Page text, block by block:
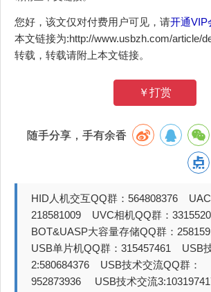
您好，该文仅对付费用户可见，请开通VIP
本文链接为:http://www.usbzh.com/article/
转载，转载请附上本文链接。
￥打赏
随手分享，手有余香
HID人机交互QQ群：564808376 UAC
218581009 UVC相机QQ群：
BOT&UASP大容量存储QQ群：
USB单片机QQ群：315457461 USB
2:580684376 USB技术交流QQ群：
952873936 USB技术交流